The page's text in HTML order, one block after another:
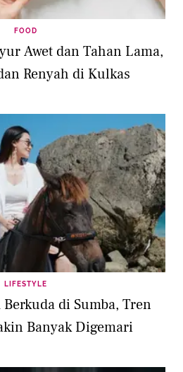
FOOD
Awet dan Tahan Lama,
Renyah di Kulkas
LIFESTYLE
di Sumba, Tren
Banyak Digemari